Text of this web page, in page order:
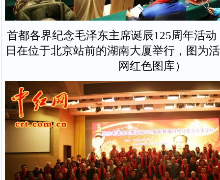
首都各界纪念毛泽东主席诞辰125周年活动
日在位于北京站前的湖南大厦举行，图为
网红色图库）